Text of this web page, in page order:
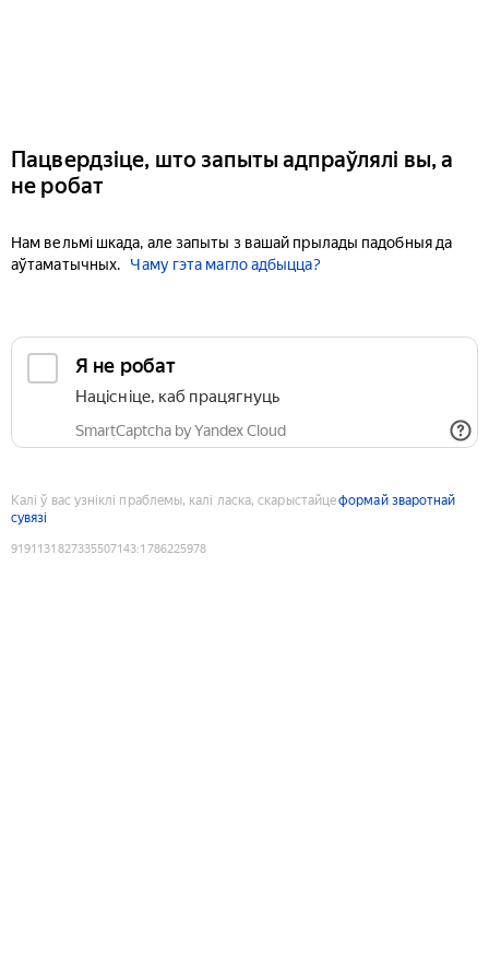
Пацвердзіце, што запыты адпраўлялі вы, а
не робат
Нам вельмі шкада, але запыты з вашай прылады падобныя да
аўтаматычных.
Чаму гэта магло адбыцца?
Я не робат
Націсніце, каб працягнуць
SmartCaptcha by Yandex Cloud
Калі ў вас узніклі праблемы, калі ласка, скарыстайцеформай зваротнай
сувязі
9191131827335507143:1786225978